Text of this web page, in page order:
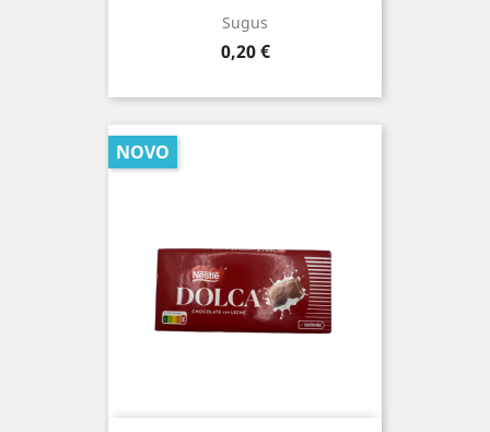
Sugus
Prezo
0,20 €
NOVO